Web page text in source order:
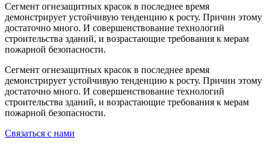
Сегмент огнезащитных красок в последнее время
демонстрирует устойчивую тенденцию к росту. Причин этому
достаточно много. И совершенствование технологий
строительства зданий, и возрастающие требования к мерам
пожарной безопасности.
Сегмент огнезащитных красок в последнее время
демонстрирует устойчивую тенденцию к росту. Причин этому
достаточно много. И совершенствование технологий
строительства зданий, и возрастающие требования к мерам
пожарной безопасности.
Связаться с нами